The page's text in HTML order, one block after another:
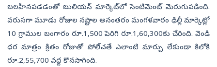
బలహీనపడడంతో బులియన్‌ మార్కెట్‌లో సెంటిమెంట్‌ మెరుగుపడింది.
వరుసగా మూడు రోజుల నష్టాల అనంతరం మంగళవారం ఢిల్లీ మార్కెట్లో
10 గ్రాముల బంగారం రూ.1,500 పెరిగి రూ.1,60,300కు చేరింది. వెండి
ధర మాత్రం క్రితం రోజుతో పోలి్చతే ఎలాంటి మార్పు లేకుండా కిలోకి
రూ.2,55,700 వద్ద కొనసాగింది.